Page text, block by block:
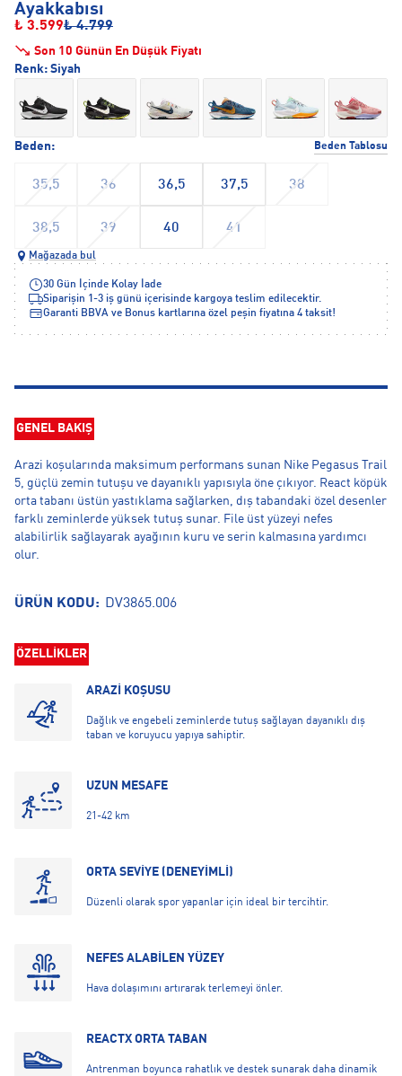
Ayakkabısı
₺ 3.599₺ 4.799
Son 10 Günün En Düşük Fiyatı
Beden: Beden Tablosu
35,5 36 36,5 37,5 38
38,5 39 40 41
Renk: Siyah
Mağazada bul
30 Gün İçinde Kolay İade
Siparişin 1-3 iş günü içerisinde kargoya teslim edilecektir.
Garanti BBVA ve Bonus kartlarına özel peşin fiyatına 4 taksit!
GENEL BAKIŞ
Arazi koşularında maksimum performans sunan Nike Pegasus Trail
5, güçlü zemin tutuşu ve dayanıklı yapısıyla öne çıkıyor. React köpük
orta tabanı üstün yastıklama sağlarken, dış tabandaki özel desenler
farklı zeminlerde yüksek tutuş sunar. File üst yüzeyi nefes
alabilirlik sağlayarak ayağının kuru ve serin kalmasına yardımcı
olur.
ÜRÜN KODU: DV3865.006
ÖZELLİKLER
ARAZİ KOŞUSU
Dağlık ve engebeli zeminlerde tutuş sağlayan dayanıklı dış
taban ve koruyucu yapıya sahiptir.
UZUN MESAFE
21-42 km
ORTA SEVİYE (DENEYİMLİ)
Düzenli olarak spor yapanlar için ideal bir tercihtir.
NEFES ALABİLEN YÜZEY
Hava dolaşımını artırarak terlemeyi önler.
REACTX ORTA TABAN
Antrenman boyunca rahatlık ve destek sunarak daha dinamik